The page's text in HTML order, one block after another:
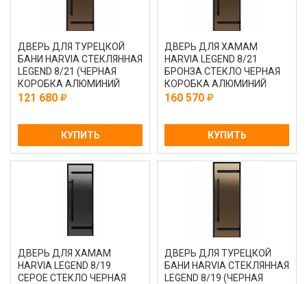
ДВЕРЬ ДЛЯ ТУРЕЦКОЙ
БАНИ HARVIA СТЕКЛЯННАЯ
LEGEND 8/21 (ЧЕРНАЯ
КОРОБКА АЛЮМИНИЙ
ПРОЗРАЧНАЯ DA82104L)
121 680
КУПИТЬ
ДВЕРЬ ДЛЯ ХАМАМ
HARVIA LEGEND 8/21
БРОНЗА СТЕКЛО ЧЕРНАЯ
КОРОБКА АЛЮМИНИЙ
160 570
КУПИТЬ
ДВЕРЬ ДЛЯ ХАМАМ
HARVIA LEGEND 8/19
СЕРОЕ СТЕКЛО ЧЕРНАЯ
ДВЕРЬ ДЛЯ ТУРЕЦКОЙ
БАНИ HARVIA СТЕКЛЯННАЯ
LEGEND 8/19 (ЧЕРНАЯ